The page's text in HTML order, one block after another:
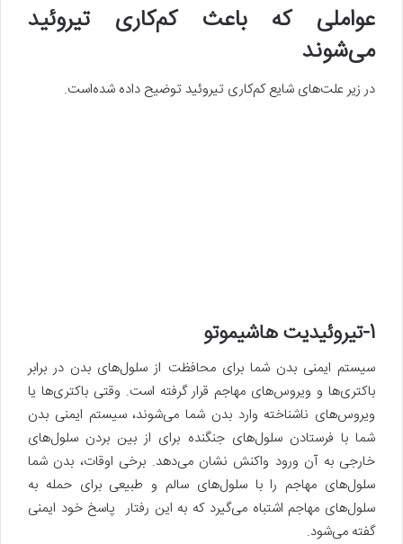
عواملی که باعث کم‌کاری تیروئید
می‌شوند
در زیر علت‌های شایع کم‌کاری تیروئید توضیح داده‌ شده‌است.
1-تیروئیدیت هاشیموتو
سیستم ایمنی بدن شما برای محافظت از سلول‌های بدن در برابر
باکتری‌ها و ویروس‌های مهاجم قرار گرفته است. وقتی باکتری‌ها یا
ویروس‌های ناشناخته وارد بدن شما می‌شوند، سیستم ایمنی بدن
شما با فرستادن سلول‌های جنگنده برای از بین بردن سلول‌های
خارجی به آن ورود واکنش نشان‌ می‌دهد. برخی اوقات، بدن شما
سلول‌های مهاجم را با سلول‌های سالم و طبیعی برای حمله به
سلول‌های مهاجم اشتباه می‌گیرد که به این رفتار پاسخ خود ایمنی
گفته می‌شود.